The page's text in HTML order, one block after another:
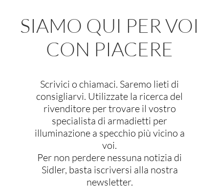
SIAMO QUI PER VOI
CON PIACERE
Scrivici o chiamaci. Saremo lieti di
consigliarvi. Utilizzate la ricerca del
rivenditore per trovare il vostro
specialista di armadietti per
illuminazione a specchio più vicino a
voi.
Per non perdere nessuna notizia di
Sidler, basta iscriversi alla nostra
newsletter.